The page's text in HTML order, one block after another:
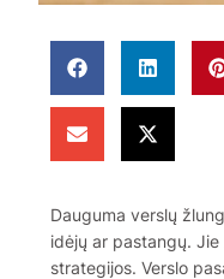
Dauguma verslų
idėjų ar pastangų.
strategijos. Verslo